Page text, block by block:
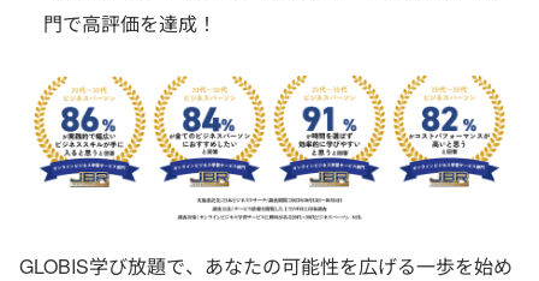
門で高評価を達成！
GLOBIS学び放題で、あなたの可能性を広げる一歩を始め